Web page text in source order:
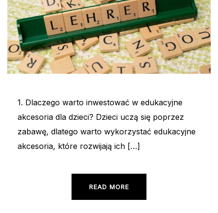
1. Dlaczego warto inwestować w edukacyjne
akcesoria dla dzieci? Dzieci uczą się poprzez
zabawę, dlatego warto wykorzystać edukacyjne
akcesoria, które rozwijają ich […]
READ MORE